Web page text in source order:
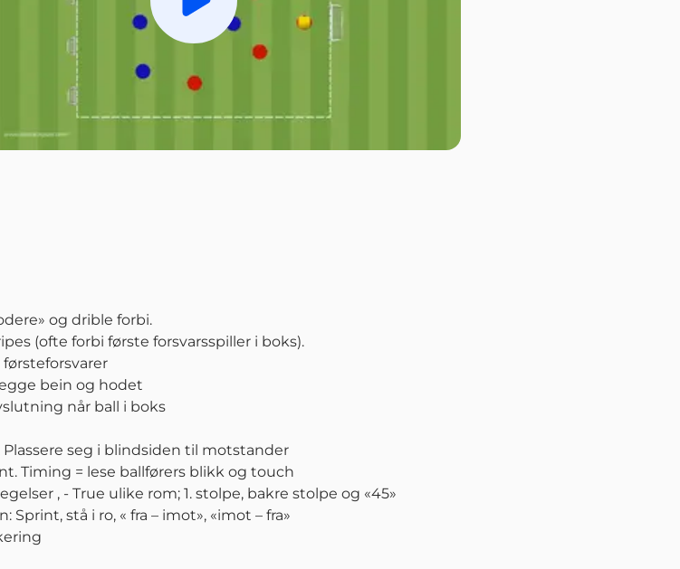
Spill av
og drible forbi.
(ofte forbi første forsvarsspiller i boks).
førsteforsvarer
bein og hodet
når ball i boks
seg i blindsiden til motstander
Timing = lese ballførers blikk og touch
, - True ulike rom; 1. stolpe, bakre stolpe og «45»
stå i ro, « fra – imot», «imot – fra»